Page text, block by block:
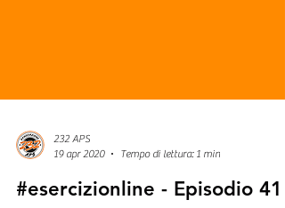
19 apr 2020
Tempo di lettura: 1 min